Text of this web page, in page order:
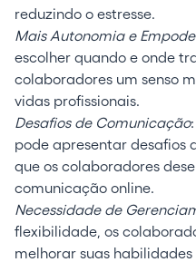
reduzindo o estresse.
Mais Autonomia e
escolher quando e onde
colaboradores um senso
vidas profissionais.
Desafios de Comunicação
pode apresentar desafios
que os colaboradores
comunicação online.
Necessidade de
flexibilidade, os
melhorar suas